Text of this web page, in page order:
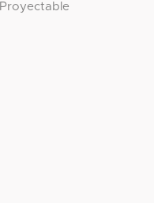
Proyectable